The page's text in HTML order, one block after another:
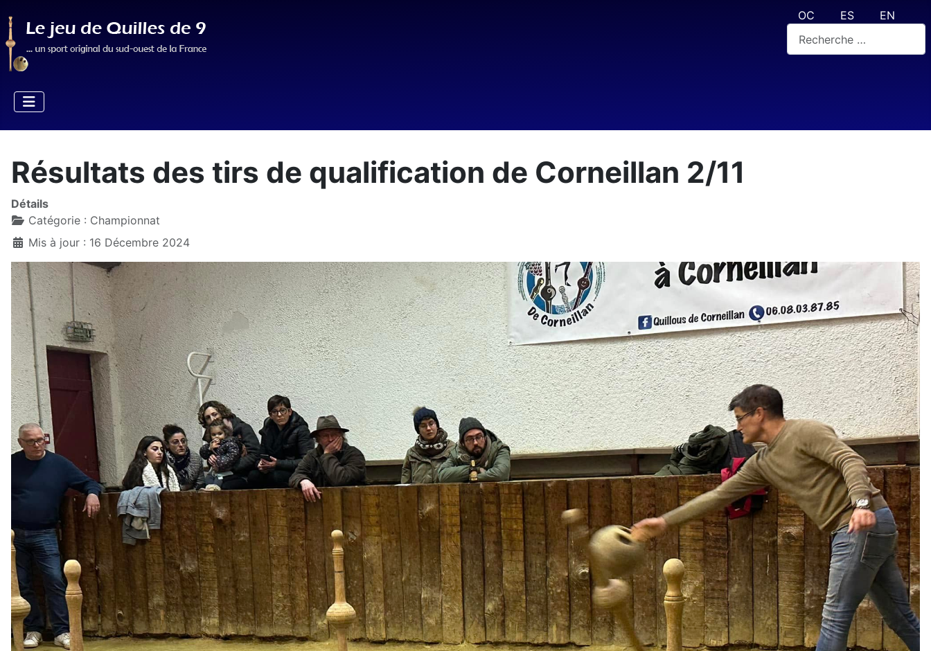
Sélectionnez votre langue
OC ES
EN
Résultats des tirs de qualification de Corneillan 2/11
Détails
Catégorie : Championnat
Mis à jour : 16 Décembre 2024